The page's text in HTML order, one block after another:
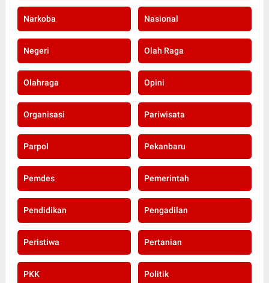
Narkoba Nasional
Negeri Olah Raga
Olahraga Opini
Organisasi Pariwisata
Parpol Pekanbaru
Pemdes Pemerintah
Pendidikan Pengadilan
Peristiwa Pertanian
PKK Politik